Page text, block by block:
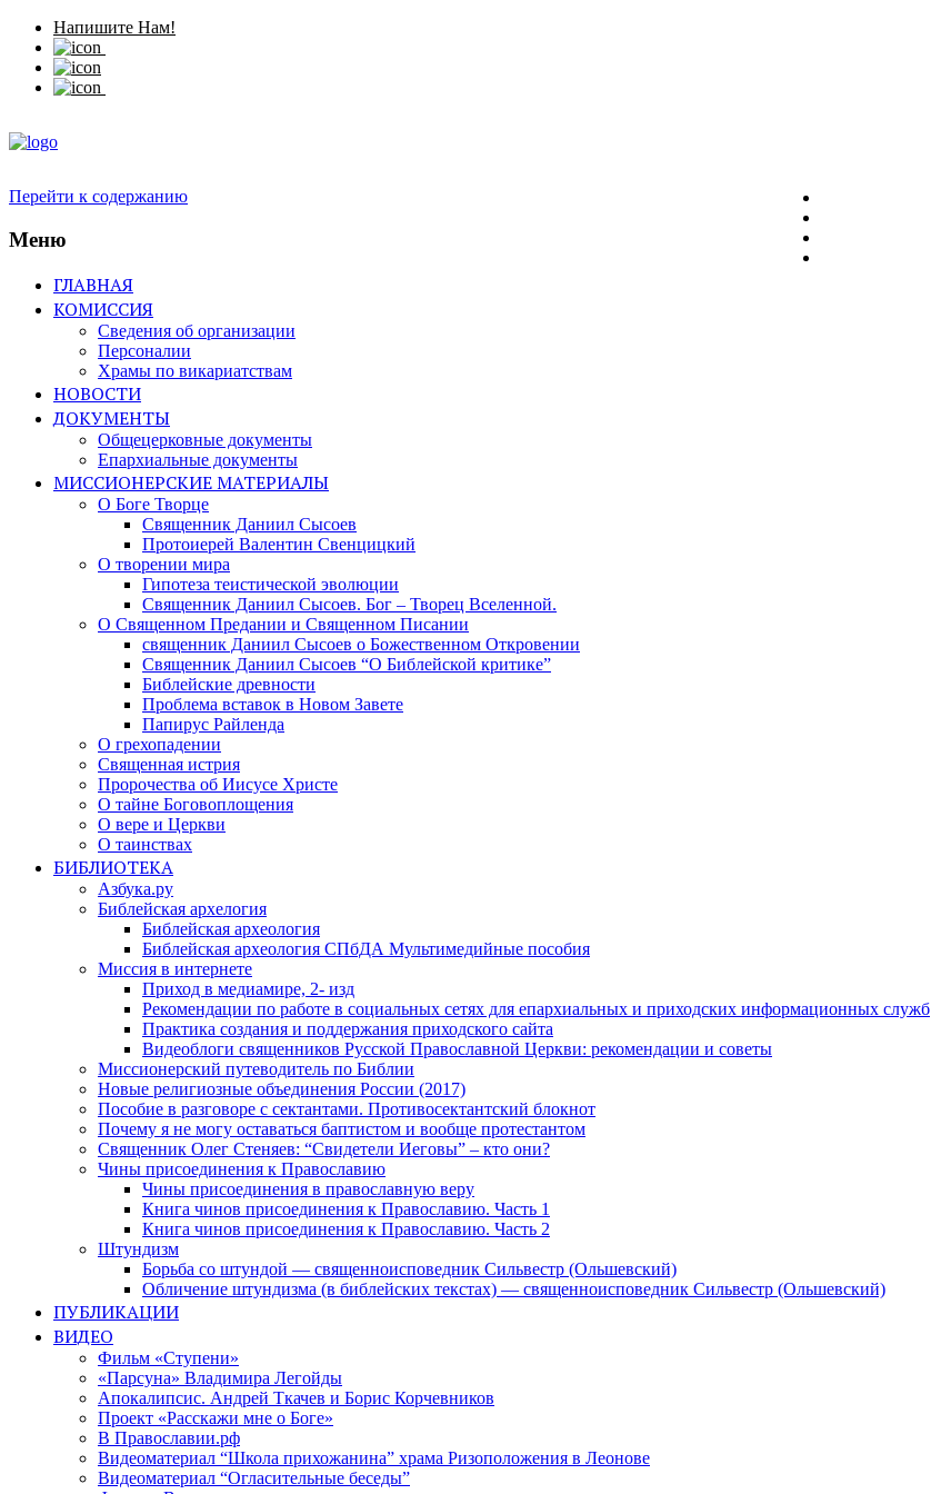
Напишите Нам!
Перейти к содержанию
Меню
ГЛАВНАЯ
КОМИССИЯ
Сведения об организации
Персоналии
Храмы по викариатствам
НОВОСТИ
ДОКУМЕНТЫ
Общецерковные документы
Епархиальные документы
МИССИОНЕРСКИЕ МАТЕРИАЛЫ
О Боге Творце
Священник Даниил Сысоев
Протоиерей Валентин Свенцицкий
О творении мира
Гипотеза теистической эволюции
Священник Даниил Сысоев. Бог – Творец Вселенной.
О Священном Предании и Священном Писании
священник Даниил Сысоев о Божественном Откровении
Священник Даниил Сысоев “О Библейской критике”
Библейские древности
Проблема вставок в Новом Завете
Папирус Райленда
О грехопадении
Священная истрия
Пророчества об Иисусе Христе
О тайне Боговоплощения
О вере и Церкви
О таинствах
БИБЛИОТЕКА
Азбука.ру
Библейская архелогия
Библейская археология
Библейская археология СПбДА Мультимедийные пособия
Миссия в интернете
Приход в медиамире, 2- изд
Рекомендации по работе в социальных сетях для епархиальных и приходских информационных служб
Практика создания и поддержания приходского сайта
Видеоблоги священников Русской Православной Церкви: рекомендации и советы
Миссионерский путеводитель по Библии
Новые религиозные объединения России (2017)
Пособие в разговоре с сектантами. Противосектантский блокнот
Почему я не могу оставаться баптистом и вообще протестантом
Священник Олег Стеняев: “Свидетели Иеговы” – кто они?
Чины присоединения к Православию
Чины присоединения в православную веру
Книга чинов присоединения к Православию. Часть 1
Книга чинов присоединения к Православию. Часть 2
Штундизм
Борьба со штундой — священноисповедник Сильвестр (Ольшевский)
Обличение штундизма (в библейских текстах) — священноисповедник Сильвестр (Ольшевский)
ПУБЛИКАЦИИ
ВИДЕО
Фильм «Ступени»
«Парсуна» Владимира Легойды
Апокалипсис. Андрей Ткачев и Борис Корчевников
Проект «Расскажи мне о Боге»
В Православии.рф
Видеоматериал “Школа прихожанина” храма Ризоположения в Леонове
Видеоматериал “Огласительные беседы”